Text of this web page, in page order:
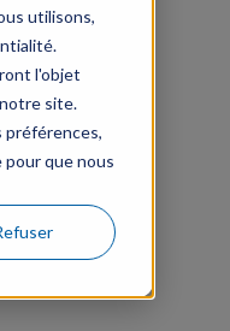
utilisons,
l'objet
site.
préférences,
que nous